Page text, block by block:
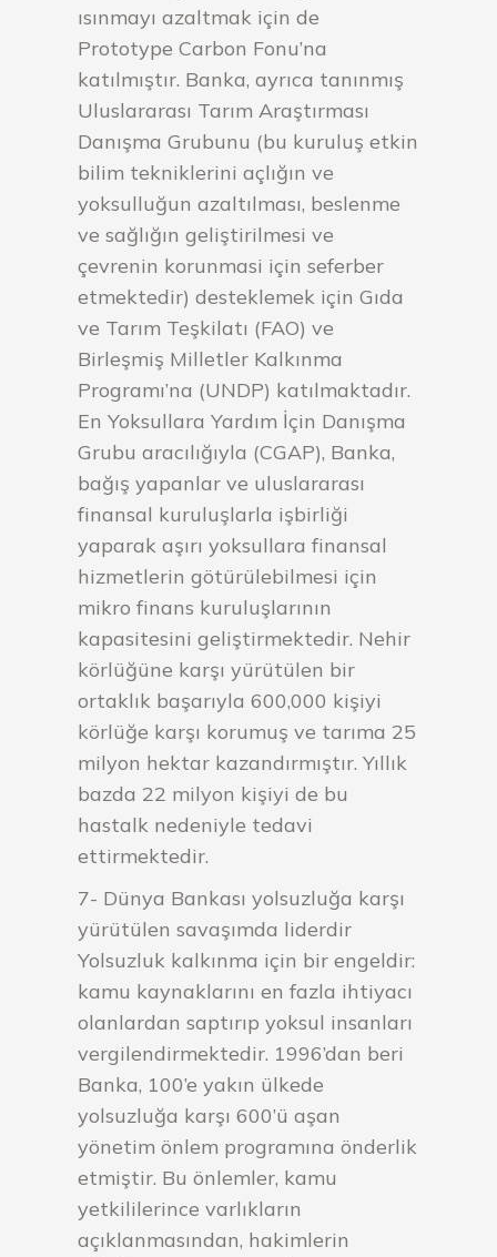
ısınmayı azaltmak için de
Prototype Carbon Fonu’na
katılmıştır. Banka, ayrıca tanınmış
Uluslararası Tarım Araştırması
Danışma Grubunu (bu kuruluş etkin
bilim tekniklerini açlığın ve
yoksulluğun azaltılması, beslenme
ve sağlığın geliştirilmesi ve
çevrenin korunmasi için seferber
etmektedir) desteklemek için Gıda
ve Tarım Teşkilatı (FAO) ve
Birleşmiş Milletler Kalkınma
Programı’na (UNDP) katılmaktadır.
En Yoksullara Yardım İçin Danışma
Grubu aracılığıyla (CGAP), Banka,
bağış yapanlar ve uluslararası
finansal kuruluşlarla işbirliği
yaparak aşırı yoksullara finansal
hizmetlerin götürülebilmesi için
mikro finans kuruluşlarının
kapasitesini geliştirmektedir. Nehir
körlüğüne karşı yürütülen bir
ortaklık başarıyla 600,000 kişiyi
körlüğe karşı korumuş ve tarıma 25
milyon hektar kazandırmıştır. Yıllık
bazda 22 milyon kişiyi de bu
hastalk nedeniyle tedavi
ettirmektedir.
7- Dünya Bankası yolsuzluğa karşı
yürütülen savaşımda liderdir
Yolsuzluk kalkınma için bir engeldir:
kamu kaynaklarını en fazla ihtiyacı
olanlardan saptırıp yoksul insanları
vergilendirmektedir. 1996’dan beri
Banka, 100’e yakın ülkede
yolsuzluğa karşı 600’ü aşan
yönetim önlem programına önderlik
etmiştir. Bu önlemler, kamu
yetkililerince varlıkların
açıklanmasından, hakimlerin